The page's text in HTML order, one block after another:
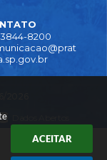
ACEITAR
3844-8200